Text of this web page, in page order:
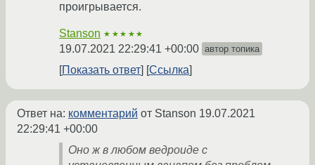
проигрывается.
Stanson ★★★★★
19.07.2021 22:29:41 +00:00 автор топика
Показать ответ Ссылка
Ответ на: комментарий от Stanson 19.07.2021
22:29:41 +00:00
Оно ж в любом ведроиде с